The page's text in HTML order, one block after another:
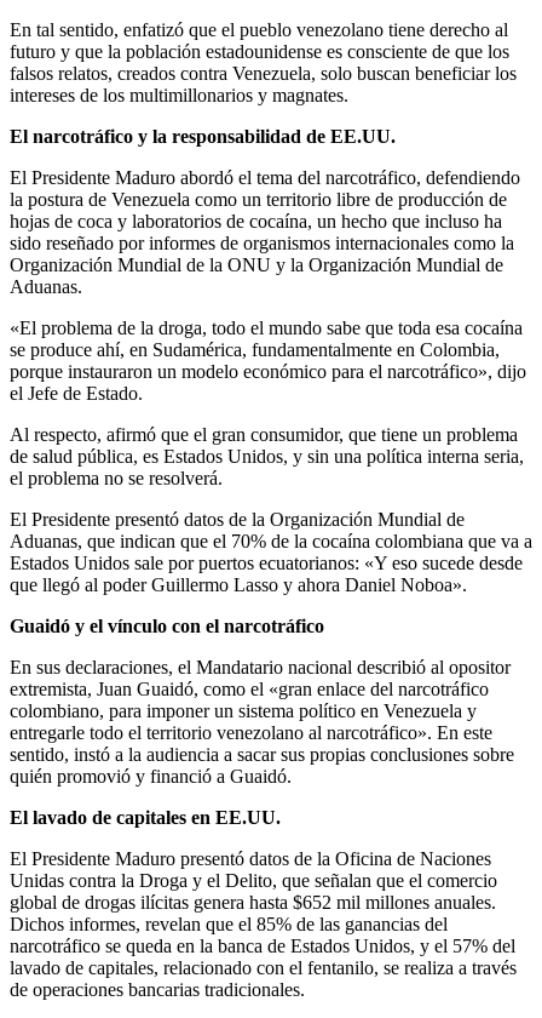
En tal sentido, enfatizó que el pueblo venezolano tiene derecho al
futuro y que la población estadounidense es consciente de que los
falsos relatos, creados contra Venezuela, solo buscan beneficiar los
intereses de los multimillonarios y magnates.
El narcotráfico y la responsabilidad de EE.UU.
El Presidente Maduro abordó el tema del narcotráfico, defendiendo
la postura de Venezuela como un territorio libre de producción de
hojas de coca y laboratorios de cocaína, un hecho que incluso ha
sido reseñado por informes de organismos internacionales como la
Organización Mundial de la ONU y la Organización Mundial de
Aduanas.
«El problema de la droga, todo el mundo sabe que toda esa cocaína
se produce ahí, en Sudamérica, fundamentalmente en Colombia,
porque instauraron un modelo económico para el narcotráfico», dijo
el Jefe de Estado.
Al respecto, afirmó que el gran consumidor, que tiene un problema
de salud pública, es Estados Unidos, y sin una política interna seria,
el problema no se resolverá.
El Presidente presentó datos de la Organización Mundial de
Aduanas, que indican que el 70% de la cocaína colombiana que va a
Estados Unidos sale por puertos ecuatorianos: «Y eso sucede desde
que llegó al poder Guillermo Lasso y ahora Daniel Noboa».
Guaidó y el vínculo con el narcotráfico
En sus declaraciones, el Mandatario nacional describió al opositor
extremista, Juan Guaidó, como el «gran enlace del narcotráfico
colombiano, para imponer un sistema político en Venezuela y
entregarle todo el territorio venezolano al narcotráfico». En este
sentido, instó a la audiencia a sacar sus propias conclusiones sobre
quién promovió y financió a Guaidó.
El lavado de capitales en EE.UU.
El Presidente Maduro presentó datos de la Oficina de Naciones
Unidas contra la Droga y el Delito, que señalan que el comercio
global de drogas ilícitas genera hasta $652 mil millones anuales.
Dichos informes, revelan que el 85% de las ganancias del
narcotráfico se queda en la banca de Estados Unidos, y el 57% del
lavado de capitales, relacionado con el fentanilo, se realiza a través
de operaciones bancarias tradicionales.